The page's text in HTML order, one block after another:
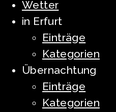
Wetter
in Erfurt
Einträge
Kategorien
Übernachtung
Einträge
Kategorien